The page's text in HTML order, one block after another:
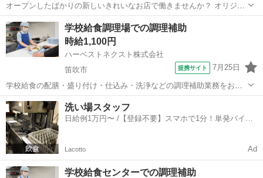
オープンしたばかりの新しいきれいなお店で働きませんか？ オリジナ
ルブレンドコーヒーの芳醇な香りと マフィンの甘い香りに包まれた こ
だわりの軽食・マフィンを提供する「CAFE BRICCO（カフェブリッ
コ）」 【主婦（夫）...
山梨 笛吹市 石和温泉駅 カフェ
学校給食調理場での調理補助
時給1,100円
ハーベストネクスト株式会社
笛吹市
提携サイト 7月25日
学校給食の配膳・盛り付け・仕込み・洗浄などの調理補助業務をお願
いします。 生徒たちに毎回美味しく温かい食事を提供できるよう、工
夫を凝らした業務をお願いします。 子どもたちが美味しそうに食べる
姿は何よりもやりがいにつながります...
山梨 笛吹市 その他
洗い場スタッフ
日給例1万円〜 /【登録不要】スマホで1分！単発バイト
Lacotto Ad
学校給食センターでの調理補助